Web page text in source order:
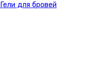
Гели для бровей